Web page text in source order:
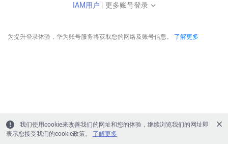
IAM用户 | 更多账号登录
为提升登录体验，华为账号服务将获取您的网络及账号信息。 了解更多
我们使用cookie来改善我们的网址和您的体验，继续浏览我们的网址即
表示您接受我们的cookie政策。
了解更多